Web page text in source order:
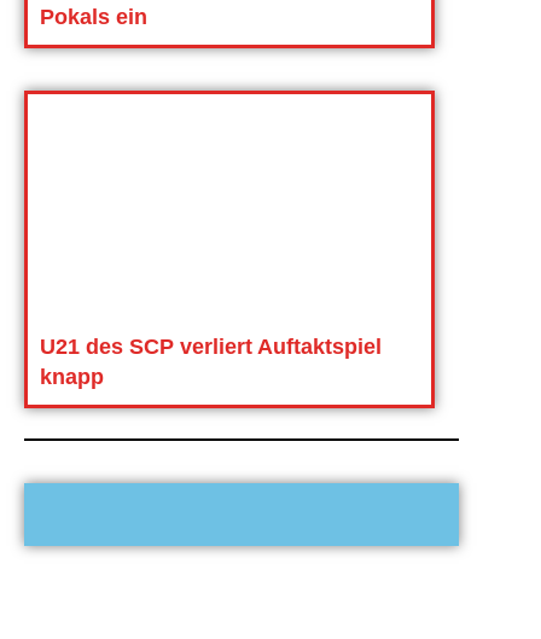
Pokals ein
U21 des SCP verliert Auftaktspiel
knapp